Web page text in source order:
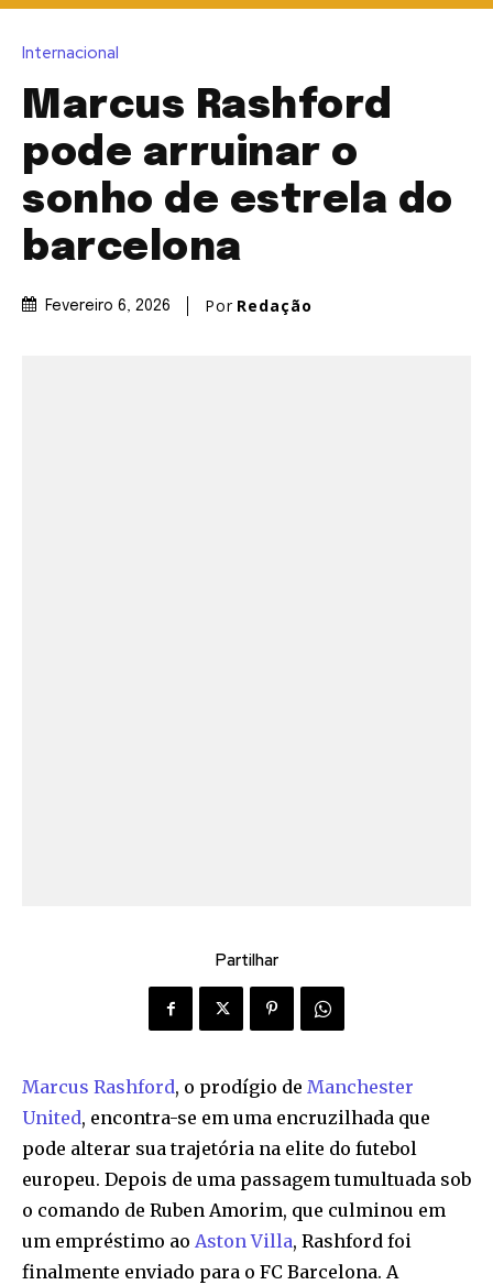
Internacional
Marcus Rashford
pode arruinar o
sonho de estrela do
barcelona
Fevereiro 6, 2026 Por Redação
Partilhar
Marcus Rashford, o prodígio de Manchester
United, encontra-se em uma encruzilhada que
pode alterar sua trajetória na elite do futebol
europeu. Depois de uma passagem tumultuada sob
o comando de Ruben Amorim, que culminou em
um empréstimo ao Aston Villa, Rashford foi
finalmente enviado para o FC Barcelona. A